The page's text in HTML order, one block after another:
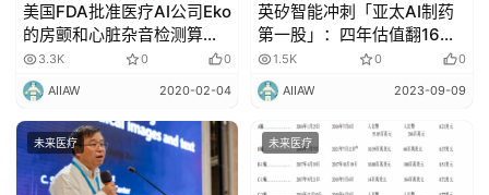
美国FDA批准医疗AI公司Eko
的房颤和心脏杂音检测算
法，将用于心脏病筛查！
3.3K 0 0
AIIAW 2020-02-04
英矽智能冲刺「亚太AI制药
第一股」：四年估值翻16
倍，AI制药能否看到「钱
景」？
1.5K 0 0
AIIAW 2023-09-09
未来医疗 未来医疗